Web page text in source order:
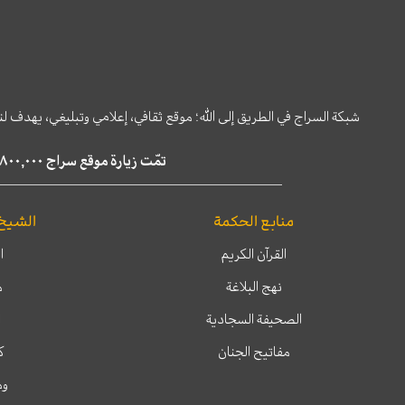
شبكة السراج في الطريق إلى الله؛ موقع ثقافي، إعلامي وتبليغي،
تمّت زيارة موقع سراج ٤,٨٠٠,٠٠٠ مرة خلال الستة أشهر الماضية، كما ظهر في نتائج البحث في محركات البحث٢٢,٢٩٠,٠٠٠ مرّة.
منابع الحكمة
القرآن الكريم
نهج البلاغة
الصحيفة السجادية
مفاتيح الجنان